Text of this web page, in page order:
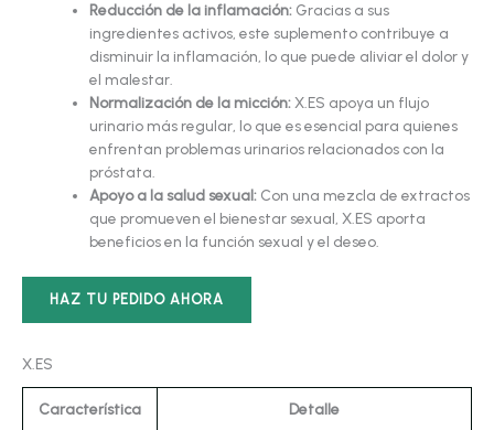
Reducción de la inflamación: Gracias a sus
ingredientes activos, este suplemento contribuye a
disminuir la inflamación, lo que puede aliviar el dolor y
el malestar.
Normalización de la micción:X.ES apoya un flujo
urinario más regular, lo que es esencial para quienes
enfrentan problemas urinarios relacionados con la
próstata.
Apoyo a la salud sexual: Con una mezcla de extractos
que promueven el bienestar sexual, X.ES aporta
beneficios en la función sexual y el deseo.
HAZ TU PEDIDO AHORA
X.ES
Característica Detalle